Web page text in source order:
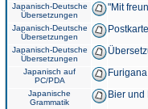
Japanisch-Deutsche
Übersetzungen
"Mit
Japanisch-Deutsche
Übersetzungen
Japanisch-Deutsche
Übersetzungen
Japanisch auf
PC/PDA
Japanische
Grammatik
Bier und